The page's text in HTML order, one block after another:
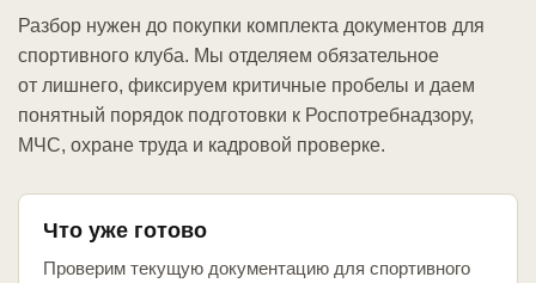
Разбор нужен до покупки комплекта документов для
спортивного клуба. Мы отделяем обязательное
от лишнего, фиксируем критичные пробелы и даем
понятный порядок подготовки к Роспотребнадзору,
МЧС, охране труда и кадровой проверке.
Что уже готово
Проверим текущую документацию для спортивного